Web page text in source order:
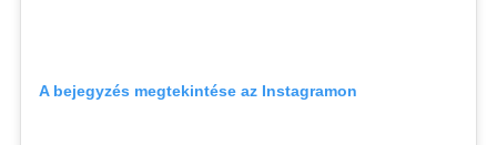
A bejegyzés megtekintése az Instagramon